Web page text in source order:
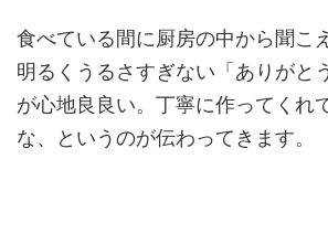
食べている間に厨房の中から聞こ
明るくうるさすぎない「ありがと
が心地良良い。丁寧に作ってくれ
な、というのが伝わってきます。